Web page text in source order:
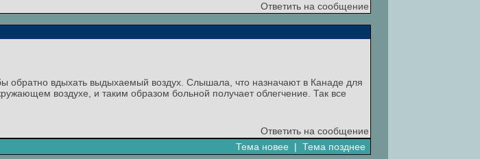
Ответить на сообщение
вдыхать выдыхаемый воздух. Слышала, что назначают в Канаде для
воздухе, и таким образом больной получает облегчение. Так все
Ответить на сообщение
Тема новее | Тема позднее